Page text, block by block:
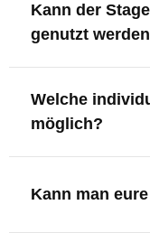
innerhalb
Kann der
genutzt
oder Zubehör
Welche
möglich?
XLR-Brücke /
Setlist-Clip
Kann man